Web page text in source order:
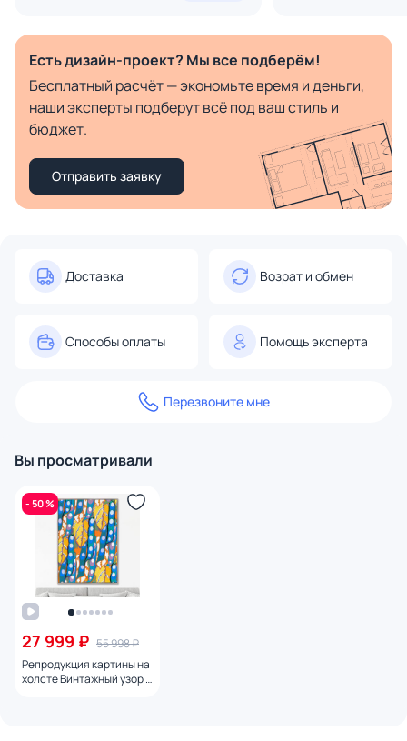
Есть дизайн-проект? Мы все подберём!
Бесплатный расчёт — экономьте время и деньги,
наши эксперты подберут всё под ваш стиль и
бюджет.
Отправить заявку
Доставка Возрат и обмен
Способы оплаты Помощь эксперта
Перезвоните мне
Вы просматривали
- 50 %
27 999 ₽ 55 998 ₽
Репродукция картины на
холсте Винтажный узор в